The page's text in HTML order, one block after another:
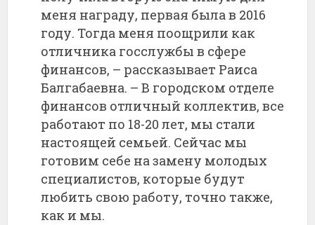
меня награду, первая была в 2016
году. Тогда меня поощрили как
отличника госслужбы в сфере
финансов, – рассказывает Раиса
Балгабаевна. – В городском отделе
финансов отличный коллектив, все
работают по 18-20 лет, мы стали
настоящей семьей. Сейчас мы
готовим себе на замену молодых
специалистов, которые будут
любить свою работу, точно также,
как и мы.